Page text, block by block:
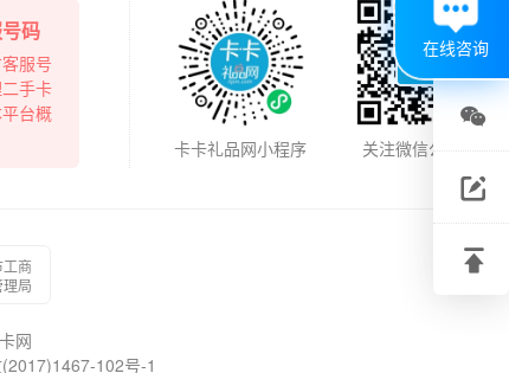
码
服号
手卡
台概
卡卡礼品网小程序 关注微信公众号
工商
局
网
(2017)1467-102号-1

在线咨询

关注
微信

建议
反馈
